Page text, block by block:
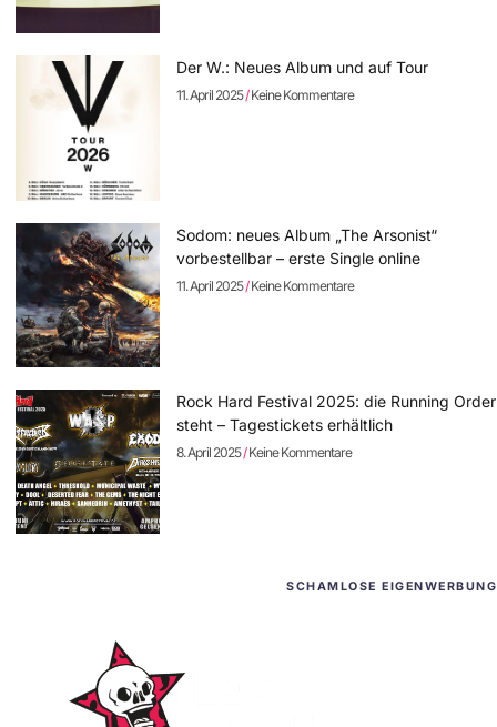
Der W.: Neues Album und auf Tour
11. April 2025 Keine Kommentare
Sodom: neues Album „The Arsonist“
vorbestellbar – erste Single online
11. April 2025 Keine Kommentare
Rock Hard Festival 2025: die Running Order
steht – Tagestickets erhältlich
8. April 2025 Keine Kommentare
SCHAMLOSE EIGENWERBUNG